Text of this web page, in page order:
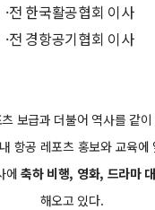
·전 한국활공협회 이사
·전 경항공기협회 이사
보급과 더불어 역사를 같
항공 레포츠 홍보와 교육에
에 축하 비행, 영화, 드라마
해오고 있다.